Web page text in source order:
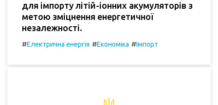
для імпорту літій-іонних акумуляторів з
метою зміцнення енергетичної
незалежності.
#Електрична енергія #Економіка #Імпорт